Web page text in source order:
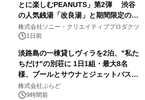
とに楽しむPEANUTS」第2弾 渋谷
の人気銭湯「改良湯」と期間限定のコ
ラボレーション サウナイキタイコラ
ボグッズも発売決定！
株式会社ソニー・クリエイティブプロダクツ
1日前
淡路島の一棟貸しヴィラを2泊、"私た
ちだけ"の別荘に 1日1組・最大8名
様、プールとサウナとジェットバス付
きで Villa Mon Temps AWAJIの連泊
素泊りプラン
株式会社ぷらど
9時間前